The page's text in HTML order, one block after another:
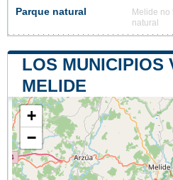
Parque natural
Melide no
natural
LOS MUNICIPIOS
MELIDE
+
−